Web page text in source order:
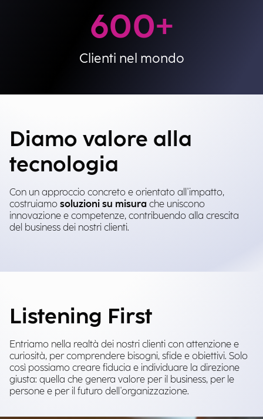
600+
Clienti nel mondo
Diamo valore alla
tecnologia
Con un approccio concreto e orientato all'impatto,
costruiamo soluzioni su misura che uniscono
innovazione e competenze, contribuendo alla crescita
del business dei nostri clienti.
Listening First
Entriamo nella realtà dei nostri clienti con attenzione e
curiosità, per comprendere bisogni, sfide e obiettivi. Solo
così possiamo creare fiducia e individuare la direzione
giusta: quella che genera valore per il business, per le
persone e per il futuro dell'organizzazione.